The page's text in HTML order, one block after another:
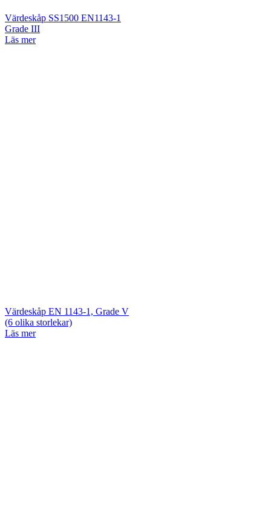
Värdeskåp SS1500 EN1143-1
Grade III
Läs mer
Värdeskåp EN 1143-1, Grade V
(6 olika storlekar)
Läs mer